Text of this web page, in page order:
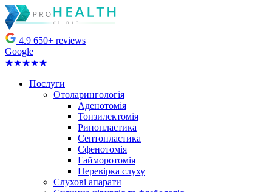
4.9 650+ reviews
Google
★★★★★
Послуги
Отоларингологія
Аденотомія
Тонзилектомія
Ринопластика
Септопластика
Сфенотомія
Гайморотомія
Перевірка слуху
Слухові апарати